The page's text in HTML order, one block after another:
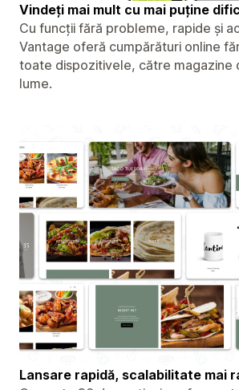
Vindeți mai mult cu mai puține
Cu funcții fără probleme, rapide și
Vantage oferă cumpărături online
toate dispozitivele, către magazine
lume.
Lansare rapidă, scalabilitate mai